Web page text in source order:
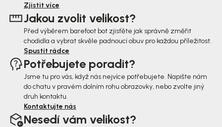
Zjistit více
Jakou zvolit velikost?
Před výběrem barefoot bot zjisťěte jak správně změřit
chodidla a vybrat skvěle padnoucí obuv pro každou příležitost.
Spustit rádce
Potřebujete poradit?
Jsme tu pro vás, když nás nejvíce potřebujete. Napište nám
do chatu v pravém dolním rohu obrazovky, nebo zvolte jiný
druh kontaktu.
Kontaktujte nás
Nesedí vám velikost?